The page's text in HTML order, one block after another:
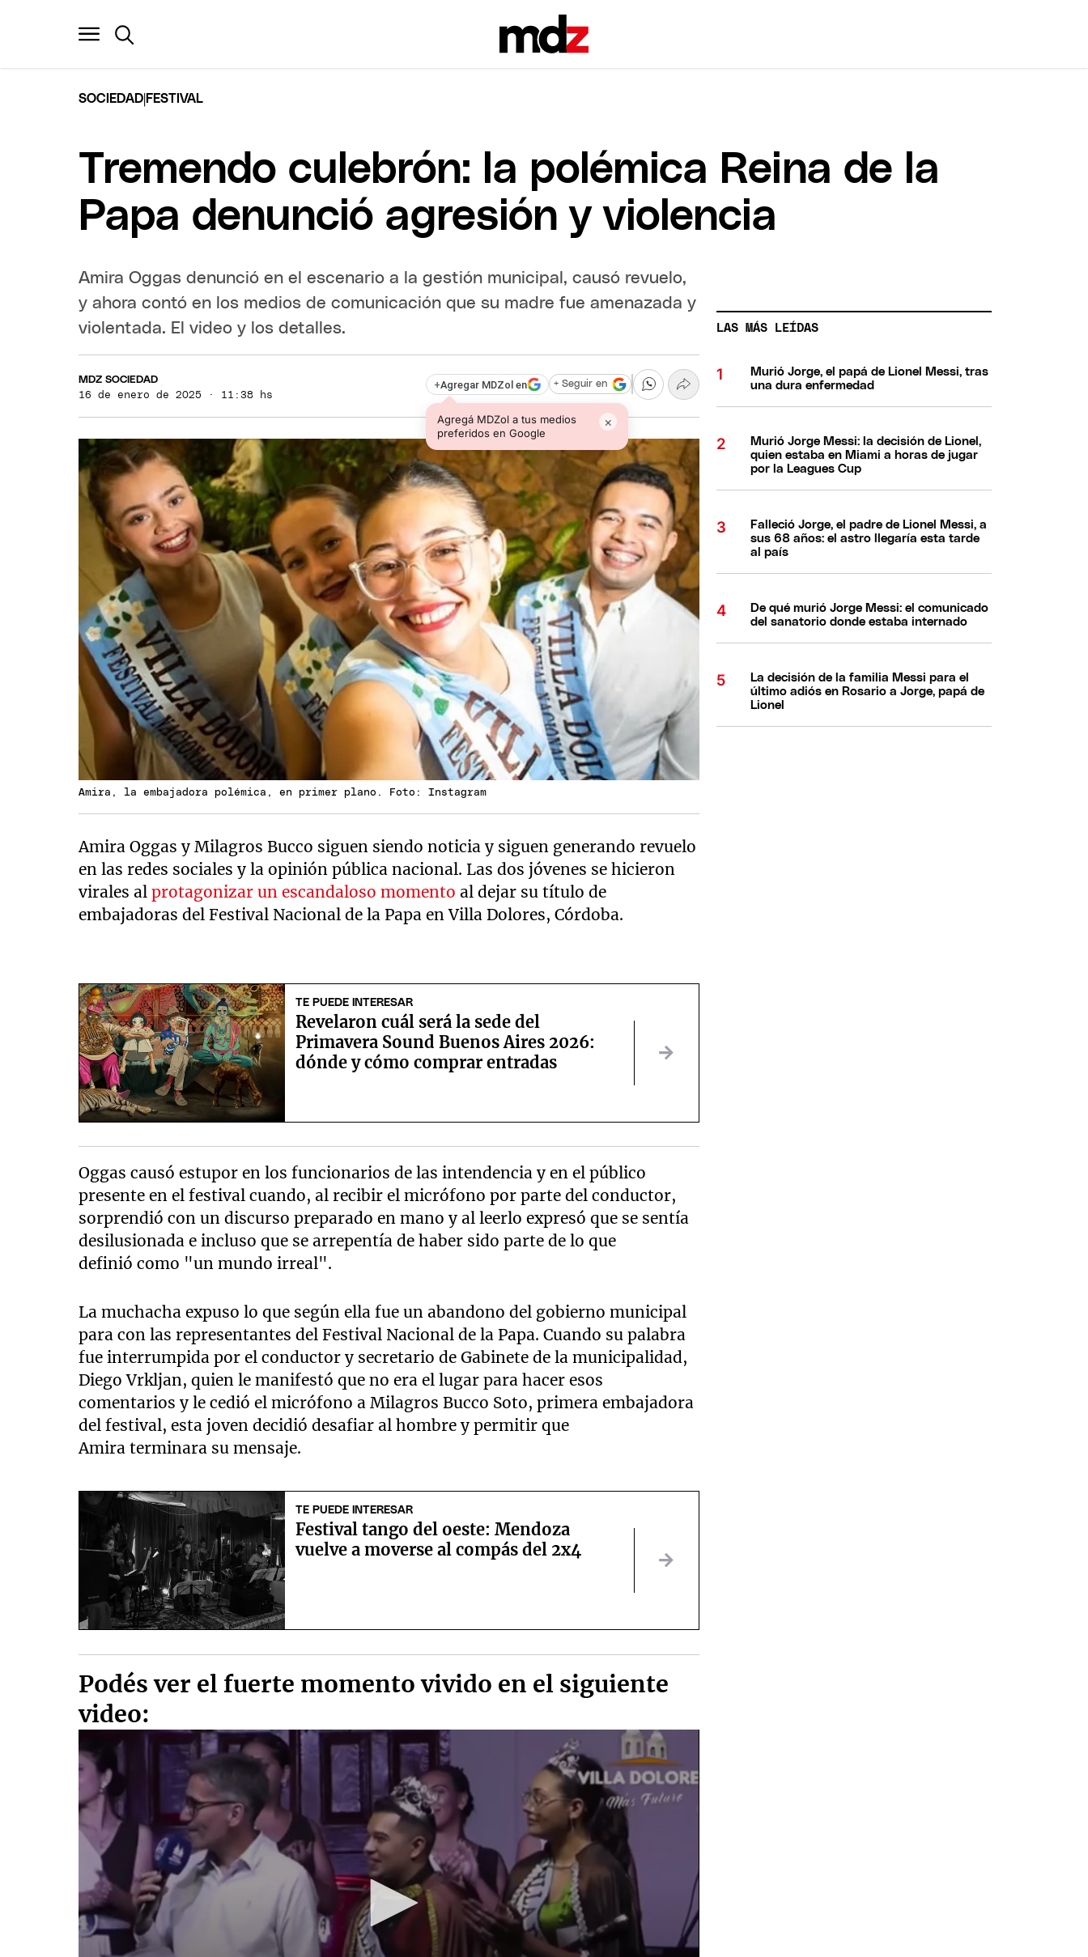
SOCIEDAD FESTIVAL
Tremendo culebrón: la polémica Reina de la
Papa denunció agresión y violencia
Amira Oggas denunció en el escenario a la gestión municipal, causó revuelo,
y ahora contó en los medios de comunicación que su madre fue amenazada y
violentada. El video y los detalles.
MDZ SOCIEDAD
16 de enero de 2025 · 11:38 hs
+Agregar MDZol en
Agregá MDZol a tus medios
preferidos en Google
×
+ Seguir en
Amira, la embajadora polémica, en primer plano. Foto: Instagram
Amira Oggas y Milagros Bucco siguen siendo noticia y siguen generando revuelo
en las redes sociales y la opinión pública nacional. Las dos jóvenes se hicieron
virales alprotagonizar un escandaloso momento al dejar su título de
embajadoras del Festival Nacional de la Papa en Villa Dolores, Córdoba.
TE PUEDE INTERESAR
Revelaron cuál será la sede del
Primavera Sound Buenos Aires 2026:
dónde y cómo comprar entradas
Oggas causó estupor en los funcionarios de las intendencia y en el público
presente en el festival cuando, al recibir el micrófono por parte del conductor,
sorprendió con un discurso preparado en mano y al leerlo expresó que se sentía
desilusionada e incluso que se arrepentía de haber sido parte de lo que
definió como "un mundo irreal".
La muchacha expuso lo que según ella fue un abandono del gobierno municipal
para con las representantes del Festival Nacional de la Papa. Cuando su palabra
fue interrumpida por el conductor y secretario de Gabinete de la municipalidad,
Diego Vrkljan, quien le manifestó que no era el lugar para hacer esos
comentarios y le cedió el micrófono a Milagros Bucco Soto, primera embajadora
del festival, esta joven decidió desafiar al hombre y permitir que
Amira terminara su mensaje.
TE PUEDE INTERESAR
Festival tango del oeste: Mendoza
vuelve a moverse al compás del 2x4
Podés ver el fuerte momento vivido en el siguiente
video:
LAS MÁS LEÍDAS
Murió Jorge, el papá de Lionel Messi, tras
una dura enfermedad
Murió Jorge Messi: la decisión de Lionel,
quien estaba en Miami a horas de jugar
por la Leagues Cup
Falleció Jorge, el padre de Lionel Messi, a
sus 68 años: el astro llegaría esta tarde
al país
De qué murió Jorge Messi: el comunicado
del sanatorio donde estaba internado
La decisión de la familia Messi para el
último adiós en Rosario a Jorge, papá de
Lionel